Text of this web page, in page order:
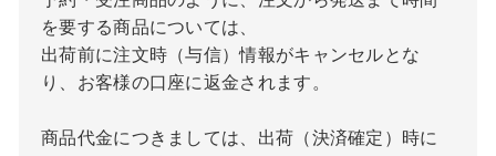
を要する商品については、
出荷前に注文時（与信）情報がキャンセルとな
り、お客様の口座に返金されます。
商品代金につきましては、出荷（決済確定）時に